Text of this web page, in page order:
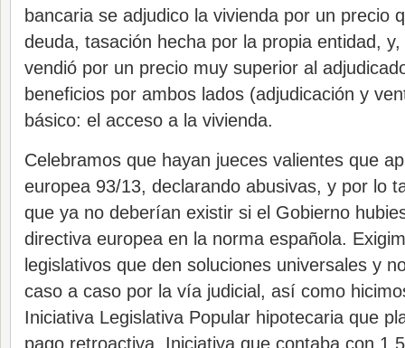
bancaria se adjudico la vivienda por un precio
deuda, tasación hecha por la propia entidad,
vendió por un precio muy superior al
beneficios por ambos lados (adjudicación y
básico: el acceso a la vivienda.
Celebramos que hayan jueces valientes que
europea 93/13, declarando abusivas, y por lo
que ya no deberían existir si el Gobierno
directiva europea en la norma española.
legislativos que den soluciones universales y
caso a caso por la vía judicial, así como
Iniciativa Legislativa Popular hipotecaria que
pago retroactiva. Iniciativa que contaba con